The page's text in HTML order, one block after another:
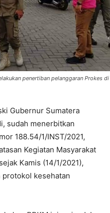
penertiban pelanggaran Prokes di
Gubernur Sumatera
sudah menerbitkan
188.54/1/INST/2021,
Kegiatan Masyarakat
Kamis (14/1/2021),
protokol kesehatan